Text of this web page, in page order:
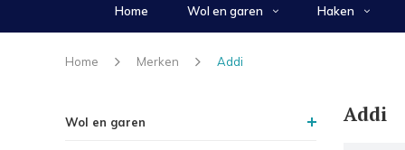
Home Wol en garen Haken
Home Merken Addi
Wol en garen Addi